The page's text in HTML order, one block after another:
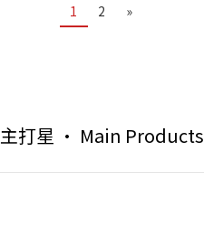
1 2 »
主打星 • Main Products